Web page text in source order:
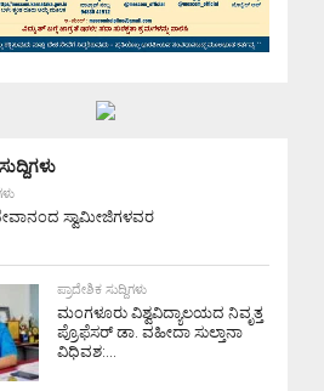
ಸ್ವಾಮೀಜಿಗಳವರ
ಪ್ರಾದೇಶಿಕ ಸುದ್ದಿಗಳು
ಮಂಗಳೂರು ವಿಶ್ವವಿದ್ಯಾಲಯದ ನಿವೃತ್ತ
ಪ್ರೊಫೆಸರ್ ಡಾ. ವಹೀದಾ ಸುಲ್ತಾನಾ
ವಿಧಿವಶ:...